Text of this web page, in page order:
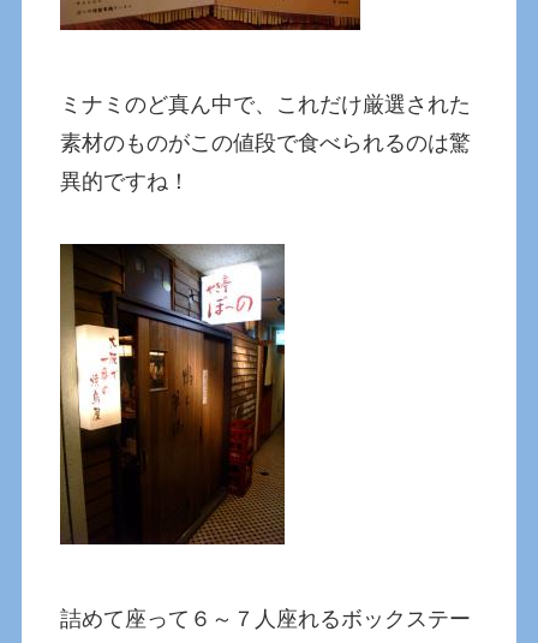
ミナミのど真ん中で、これだけ厳選された
素材のものがこの値段で食べられるのは驚
異的ですね！
詰めて座って６～７人座れるボックステー